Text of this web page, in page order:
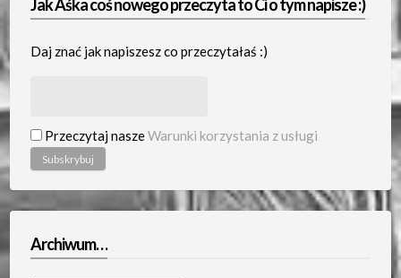
Jak Aśka coś nowego przeczyta to Ci o tym napisze :)
Daj znać jak napiszesz co przeczytałaś :)
Przeczytaj naszeWarunki korzystania z usługi
Archiwum…